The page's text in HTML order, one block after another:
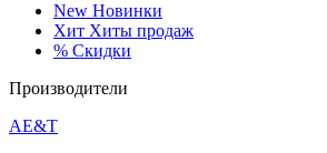
New Новинки
Хит Хиты продаж
% Скидки
Производители
AE&T